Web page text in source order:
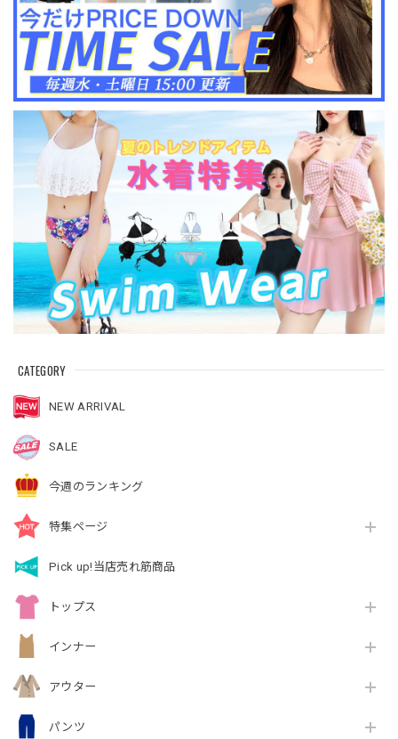
CATEGORY
NEW ARRIVAL
SALE
今週のランキング
特集ページ
Pick up!当店売れ筋商品
トップス
インナー
アウター
パンツ